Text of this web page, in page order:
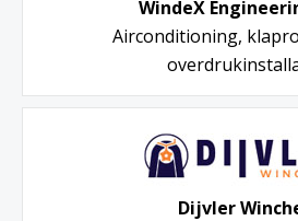
WindeX
Airconditioning,
Dijvler